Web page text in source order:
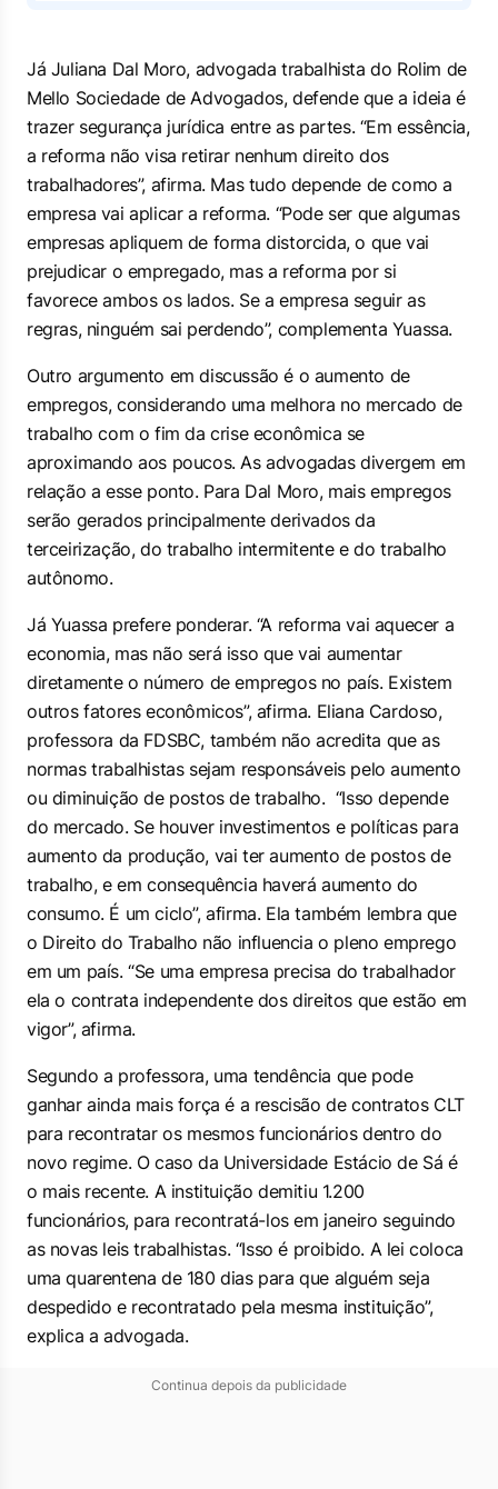
Já Juliana Dal Moro, advogada trabalhista do Rolim de
Mello Sociedade de Advogados, defende que a ideia é
trazer segurança jurídica entre as partes. “Em essência,
a reforma não visa retirar nenhum direito dos
trabalhadores”, afirma. Mas tudo depende de como a
empresa vai aplicar a reforma. “Pode ser que algumas
empresas apliquem de forma distorcida, o que vai
prejudicar o empregado, mas a reforma por si
favorece ambos os lados. Se a empresa seguir as
regras, ninguém sai perdendo”, complementa Yuassa.
Outro argumento em discussão é o aumento de
empregos, considerando uma melhora no mercado de
trabalho com o fim da crise econômica se
aproximando aos poucos. As advogadas divergem em
relação a esse ponto. Para Dal Moro, mais empregos
serão gerados principalmente derivados da
terceirização, do trabalho intermitente e do trabalho
autônomo.
Já Yuassa prefere ponderar. “A reforma vai aquecer a
economia, mas não será isso que vai aumentar
diretamente o número de empregos no país. Existem
outros fatores econômicos”, afirma. Eliana Cardoso,
professora da FDSBC, também não acredita que as
normas trabalhistas sejam responsáveis pelo aumento
ou diminuição de postos de trabalho. “Isso depende
do mercado. Se houver investimentos e políticas para
aumento da produção, vai ter aumento de postos de
trabalho, e em consequência haverá aumento do
consumo. É um ciclo”, afirma. Ela também lembra que
o Direito do Trabalho não influencia o pleno emprego
em um país. “Se uma empresa precisa do trabalhador
ela o contrata independente dos direitos que estão em
vigor”, afirma.
Segundo a professora, uma tendência que pode
ganhar ainda mais força é a rescisão de contratos CLT
para recontratar os mesmos funcionários dentro do
novo regime. O caso da Universidade Estácio de Sá é
o mais recente. A instituição demitiu 1.200
funcionários, para recontratá-los em janeiro seguindo
as novas leis trabalhistas. “Isso é proibido. A lei coloca
uma quarentena de 180 dias para que alguém seja
despedido e recontratado pela mesma instituição”,
explica a advogada.
Continua depois da publicidade